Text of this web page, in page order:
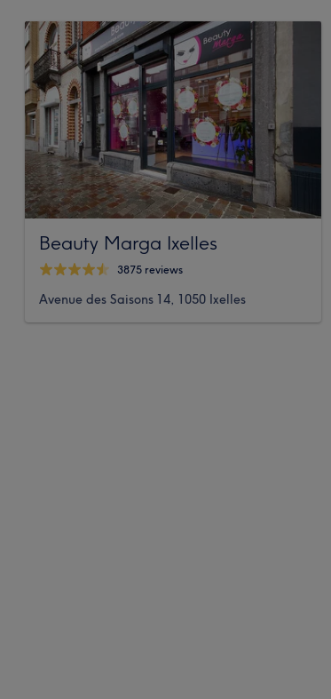
Beauty Marga Ixelles
3875 reviews
Avenue des Saisons 14, 1050 Ixelles